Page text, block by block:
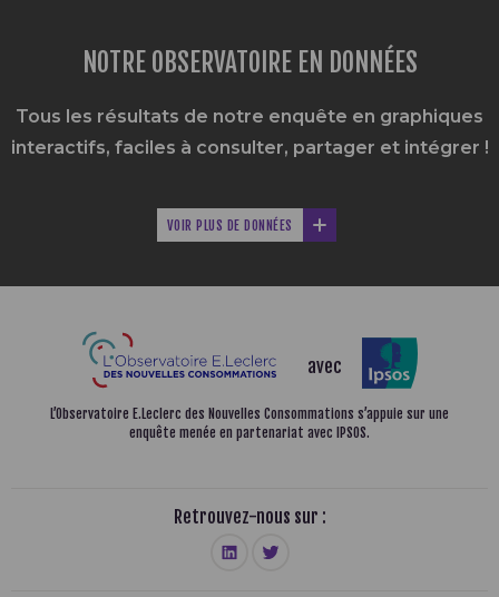
NOTRE OBSERVATOIRE EN DONNÉES
Tous les résultats de notre enquête en graphiques
interactifs, faciles à consulter, partager et intégrer !
VOIR PLUS DE DONNÉES
avec
L’Observatoire E.Leclerc des Nouvelles Consommations s’appuie sur une
enquête menée en partenariat avec IPSOS.
Retrouvez-nous sur :